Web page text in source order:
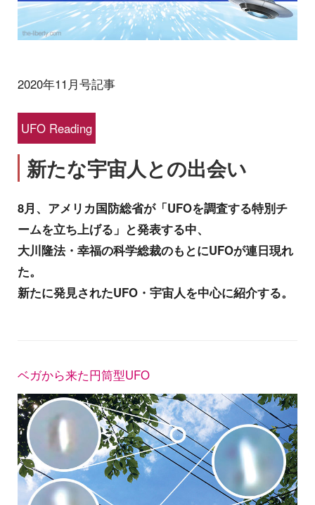
2020年11月号記事
UFO Reading
新たな宇宙人との出会い
8月、アメリカ国防総省が「UFOを調査する特別チ
ームを立ち上げる」と発表する中、
大川隆法・幸福の科学総裁のもとにUFOが連日現れ
た。
新たに発見されたUFO・宇宙人を中心に紹介する。
ベガから来た円筒型UFO